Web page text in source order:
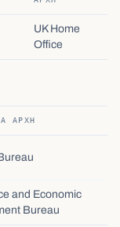
UK Home
Office
ΑΡΧΉ
and Economic
Bureau